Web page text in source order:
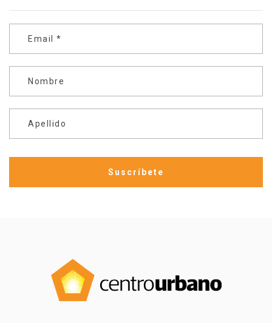
Email *
Nombre
Apellido